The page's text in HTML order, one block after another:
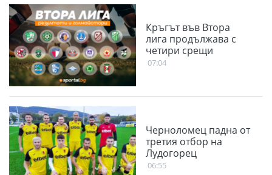
Кръгът във Втора
лига продължава с
четири срещи
07:04
Черноломец падна от
третия отбор на
Лудогорец
06:55